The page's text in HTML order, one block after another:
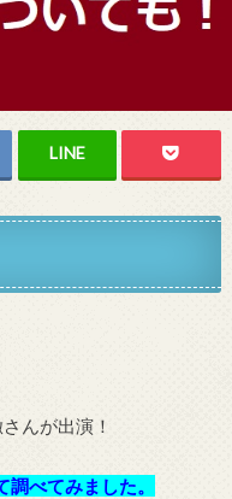
さんが出演！
べてみました。